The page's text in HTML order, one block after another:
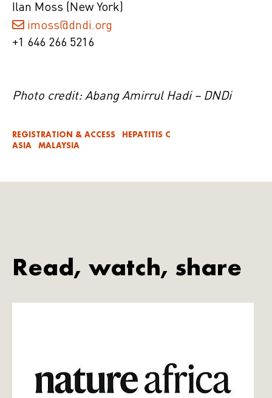
Ilan Moss (New York)
imoss@dndi.org
+1 646 266 5216
Photo credit: Abang Amirrul Hadi – DNDi
REGISTRATION & ACCESS
HEPATITIS C
ASIA
MALAYSIA
Read, watch, share